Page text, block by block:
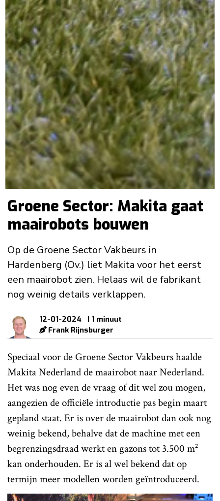
Groene Sector: Makita gaat
maairobots bouwen
Op de Groene Sector Vakbeurs in
Hardenberg (Ov.) liet Makita voor het eerst
een maairobot zien. Helaas wil de fabrikant
nog weinig details verklappen.
12-01-2024
| 1 minuut
Frank Rijnsburger
Speciaal voor de Groene Sector Vakbeurs haalde
Makita Nederland de maairobot naar Nederland.
Het was nog even de vraag of dit wel zou mogen,
aangezien de officiële introductie pas begin maart
gepland staat. Er is over de maairobot dan ook nog
weinig bekend, behalve dat de machine met een
begrenzingsdraad werkt en gazons tot 3.500 m²
kan onderhouden. Er is al wel bekend dat op
termijn meer modellen worden geïntroduceerd.